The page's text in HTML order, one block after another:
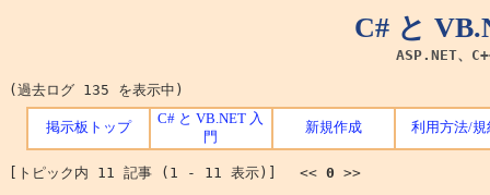
C# と
ASP.NET、
(過去ログ 135 を表示中)
掲示板トップ
C# と VB.NET 入
門
新規作成 利用方法/規
[トピック内 11 記事 (1 - 11 表示)] << 0 >>